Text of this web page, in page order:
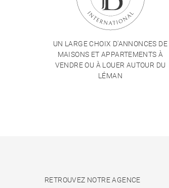
UN LARGE CHOIX D'ANNONCES DE
MAISONS ET APPARTEMENTS À
VENDRE OU À LOUER AUTOUR DU
LÉMAN
RETROUVEZ NOTRE AGENCE